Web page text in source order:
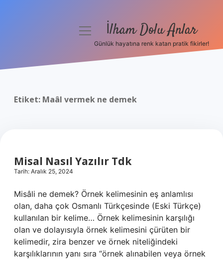
menüyü İlham Dolu Anlar
Günlük hayatına renk katan pratik fikirler!
Etiket: Maâl vermek ne demek
Misal Nasıl Yazılır Tdk
Tarih: Aralık 25, 2024
Misâli ne demek? Örnek kelimesinin eş anlamlısı
olan, daha çok Osmanlı Türkçesinde (Eski Türkçe)
kullanılan bir kelime… Örnek kelimesinin karşılığı
olan ve dolayısıyla örnek kelimesini çürüten bir
kelimedir, zira benzer ve örnek niteliğindeki
karşılıklarının yanı sıra “örnek alınabilen veya örnek